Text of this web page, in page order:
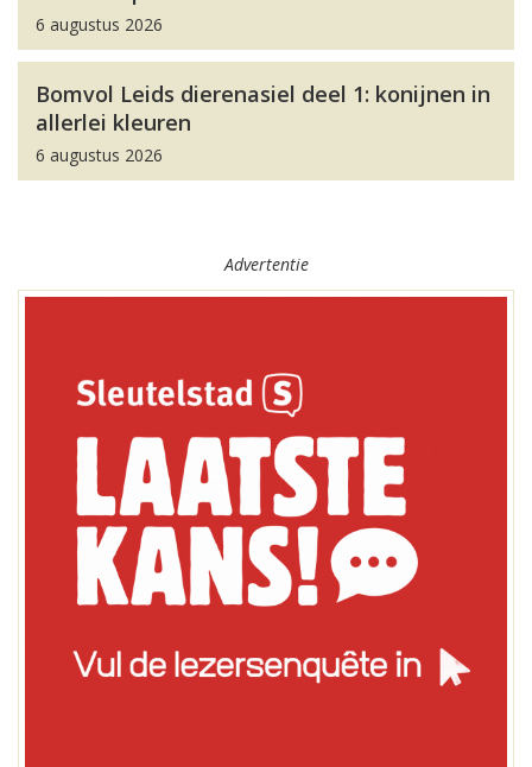
6 augustus 2026
Bomvol Leids dierenasiel deel 1: konijnen in
allerlei kleuren
6 augustus 2026
Advertentie